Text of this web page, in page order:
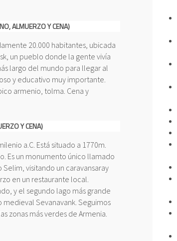
ALMUERZO Y CENA)
20.000 habitantes, ubicada
un pueblo donde la gente vivía
largo del mundo para llegar al
y educativo muy importante.
armenio, tolma. Cena y
Y CENA)
a.C. Está situado a 1770m.
Es un monumento único llamado
visitando un caravansaray
en un restaurante local.
y el segundo lago más grande
medieval Sevanavank. Seguimos
zonas más verdes de Armenia.